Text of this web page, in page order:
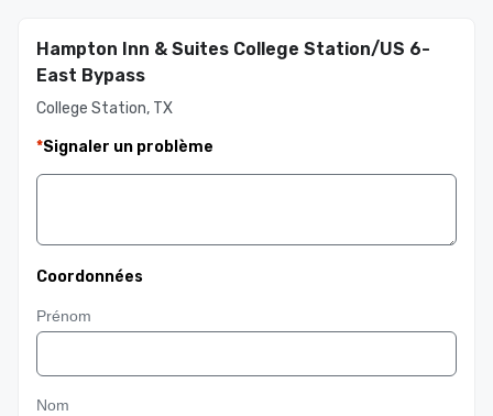
Hampton Inn & Suites College Station/US 6-
East Bypass
College Station, TX
*Signaler un problème
Coordonnées
Prénom
Nom